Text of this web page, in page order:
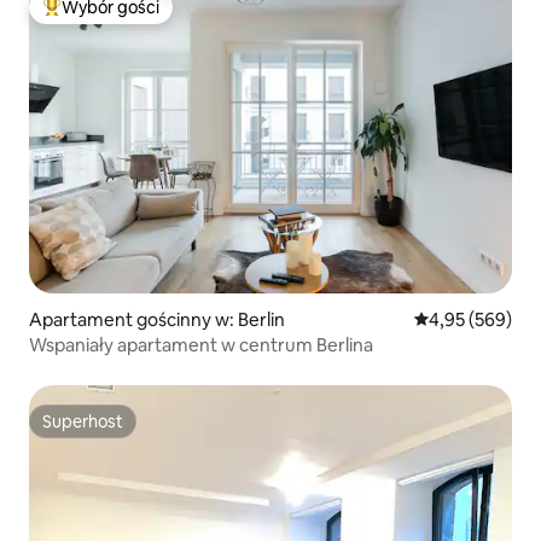
Najpopularniejsze z kategorii Wybór gości
Wybór gości
Apartament gościnny w: Berlin Średnia
4,95 (569)
Wspaniały apartament w centrum Berlina
Superhost
Superhost